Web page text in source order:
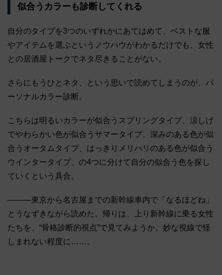
似合うカラーも診断してくれる
自分のタイプを3つのいずれかにあてはめて、ベストな服
やアイテムを選ぶというノウハウがわかるだけでも、女性
との居酒屋トークでネタ尽きることがない。
さらにもうひとネタ、という思いで読めてしまうのが、パ
ーソナルカラー診断。
こちらは明るいカラーが似合うスプリングタイプ、涼しげ
でやわらかい色が似合うサマータイプ、深みのある色が似
合うオータムタイプ、はっきりメリハリのある色が似合う
ウインタータイプ、の4つに分けて自分の似合う色を探し
ていくという具合。
―――東京から名古屋までの新幹線車内で「なるほどね」
とうなずきながら読めた。帰りは、上り新幹線に乗る女性
たちを、“骨格診断的視点”で見てみようか。妙な視線で怪
しまれない程度に……。